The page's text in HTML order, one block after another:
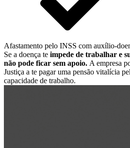
Afastamento pelo INSS com auxílio-
Se a doença te impede de trabalhar e
não pode ficar sem apoio. A empresa
Justiça a te pagar uma pensão vitalícia
capacidade de trabalho.